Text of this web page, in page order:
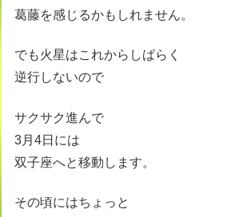
葛藤を感じるかもしれません。
でも火星はこれからしばらく
逆行しないので
サクサク進んで
3月4日には
双子座へと移動します。
その頃にはちょっと